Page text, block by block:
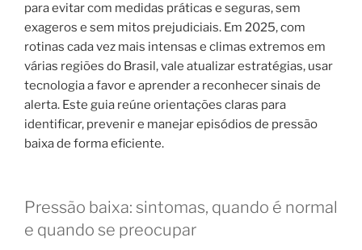
para evitar com medidas práticas e seguras, sem
exageros e sem mitos prejudiciais. Em 2025, com
rotinas cada vez mais intensas e climas extremos em
várias regiões do Brasil, vale atualizar estratégias, usar
tecnologia a favor e aprender a reconhecer sinais de
alerta. Este guia reúne orientações claras para
identificar, prevenir e manejar episódios de pressão
baixa de forma eficiente.
Pressão baixa: sintomas, quando é normal
e quando se preocupar